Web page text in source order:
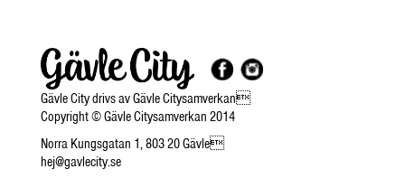
Gävle City drivs av Gävle Citysamverkan
Copyright © Gävle Citysamverkan 2014
Norra Kungsgatan 1, 803 20 Gävle
hej@gavlecity.se